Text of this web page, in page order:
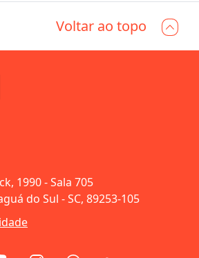
Voltar ao topo
1990 - Sala 705
do Sul - SC, 89253-105